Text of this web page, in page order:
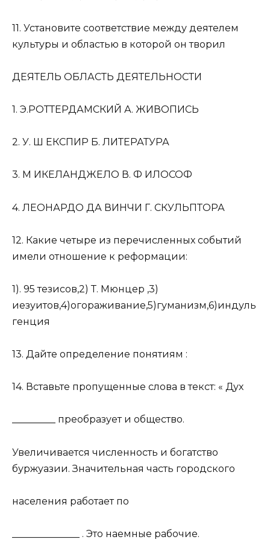
11. Установите соответствие между деятелем
культуры и областью в которой он творил
ДЕЯТЕЛЬ ОБЛАСТЬ ДЕЯТЕЛЬНОСТИ
1. Э.РОТТЕРДАМСКИЙ А. ЖИВОПИСЬ
2. У. Ш ЕКСПИР Б. ЛИТЕРАТУРА
3. М ИКЕЛАНДЖЕЛО В. Ф ИЛОСОФ
4. ЛЕОНАРДО ДА ВИНЧИ Г. СКУЛЬПТОРА
12. Какие четыре из перечисленных событий
имели отношение к реформации:
1). 95 тезисов,2) Т. Мюнцер ,3)
иезуитов,4)огораживание,5)гуманизм,6)индуль
генция
13. Дайте определение понятиям :
14. Вставьте пропущенные слова в текст: « Дух
_________ преобразует и общество.
Увеличивается численность и богатство
буржуазии. Значительная часть городского
населения работает по
______________ . Это наемные рабочие.